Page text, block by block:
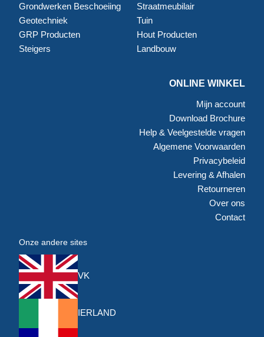
Grondwerken Beschoeiing
Geotechniek
GRP Producten
Steigers
Straatmeubilair
Tuin
Hout Producten
Landbouw
ONLINE WINKEL
Mijn account
Download Brochure
Help & Veelgestelde vragen
Algemene Voorwaarden
Privacybeleid
Levering & Afhalen
Retourneren
Over ons
Contact
Onze andere sites
VK
IERLAND